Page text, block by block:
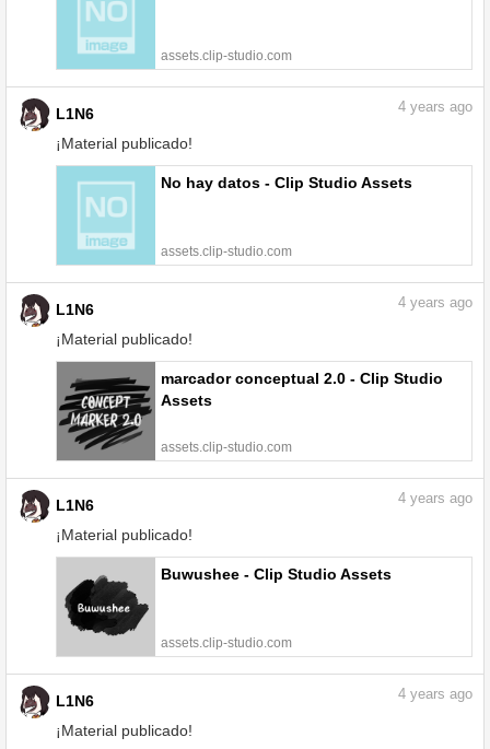
assets.clip-studio.com
L1N6
¡Material publicado!
4 years ago
No hay datos - Clip Studio Assets
assets.clip-studio.com
L1N6
¡Material publicado!
4 years ago
marcador conceptual 2.0 - Clip Studio
Assets
assets.clip-studio.com
L1N6
¡Material publicado!
4 years ago
Buwushee - Clip Studio Assets
assets.clip-studio.com
L1N6
¡Material publicado!
4 years ago